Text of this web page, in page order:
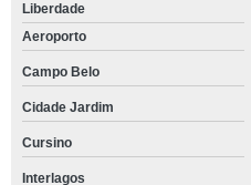
Liberdade
Aeroporto
Campo Belo
Cidade Jardim
Cursino
Interlagos